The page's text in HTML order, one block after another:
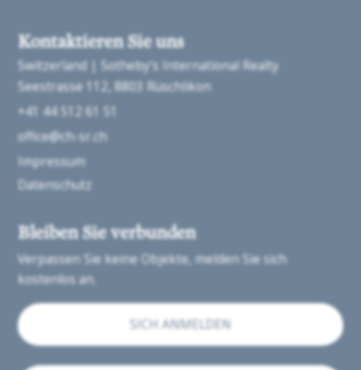
Kontaktieren Sie uns
Switzerland | Sotheby’s International Realty
Seestrasse 112 8803 Rüschlikon
+41 44 512 61 51
office@ch-sr.ch
Impressum
Datenschutz
Bleiben Sie verbunden
Verpassen Sie keine Objekte, melden Sie sich
kostenlos an.
SICH ANMELDEN